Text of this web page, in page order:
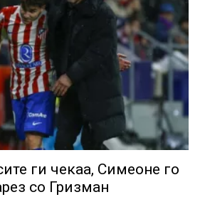
ги чекаа, Симеоне го
со Гризман